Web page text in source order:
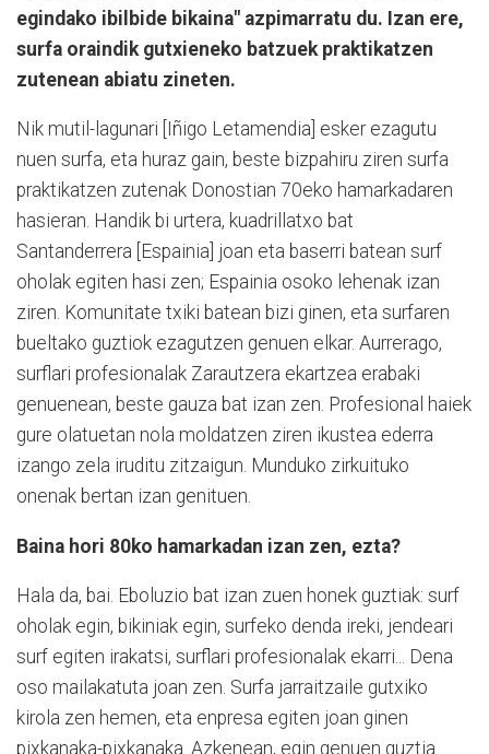
egindako ibilbide bikaina" azpimarratu du. Izan ere,
surfa oraindik gutxieneko batzuek praktikatzen
zutenean abiatu zineten.
Nik mutil-lagunari [Iñigo Letamendia] esker ezagutu
nuen surfa, eta huraz gain, beste bizpahiru ziren surfa
praktikatzen zutenak Donostian 70eko hamarkadaren
hasieran. Handik bi urtera, kuadrillatxo bat
Santanderrera [Espainia] joan eta baserri batean surf
oholak egiten hasi zen; Espainia osoko lehenak izan
ziren. Komunitate txiki batean bizi ginen, eta surfaren
bueltako guztiok ezagutzen genuen elkar. Aurrerago,
surflari profesionalak Zarautzera ekartzea erabaki
genuenean, beste gauza bat izan zen. Profesional haiek
gure olatuetan nola moldatzen ziren ikustea ederra
izango zela iruditu zitzaigun. Munduko zirkuituko
onenak bertan izan genituen.
Baina hori 80ko hamarkadan izan zen, ezta?
Hala da, bai. Eboluzio bat izan zuen honek guztiak: surf
oholak egin, bikiniak egin, surfeko denda ireki, jendeari
surf egiten irakatsi, surflari profesionalak ekarri... Dena
oso mailakatuta joan zen. Surfa jarraitzaile gutxiko
kirola zen hemen, eta enpresa egiten joan ginen
pixkanaka-pixkanaka. Azkenean, egin genuen guztia